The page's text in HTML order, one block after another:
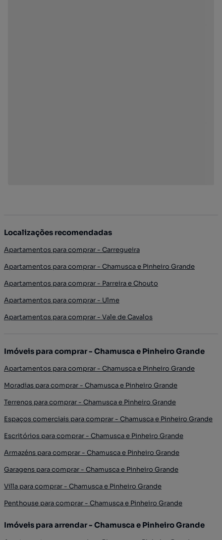
Localizações recomendadas
Apartamentos para comprar - Carregueira
Apartamentos para comprar - Chamusca e Pinheiro Grande
Apartamentos para comprar - Parreira e Chouto
Apartamentos para comprar - Ulme
Apartamentos para comprar - Vale de Cavalos
Imóveis para comprar - Chamusca e Pinheiro Grande
Apartamentos para comprar - Chamusca e Pinheiro Grande
Moradias para comprar - Chamusca e Pinheiro Grande
Terrenos para comprar - Chamusca e Pinheiro Grande
Espaços comerciais para comprar - Chamusca e Pinheiro Grande
Escritórios para comprar - Chamusca e Pinheiro Grande
Armazéns para comprar - Chamusca e Pinheiro Grande
Garagens para comprar - Chamusca e Pinheiro Grande
Villa para comprar - Chamusca e Pinheiro Grande
Penthouse para comprar - Chamusca e Pinheiro Grande
Imóveis para arrendar - Chamusca e Pinheiro Grande